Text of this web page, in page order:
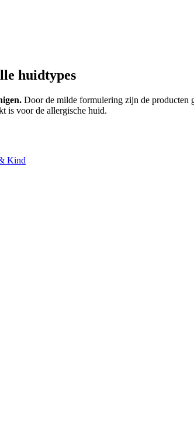
huidtypes
Door de milde formulering zijn de producten
is voor de allergische huid.
Kind